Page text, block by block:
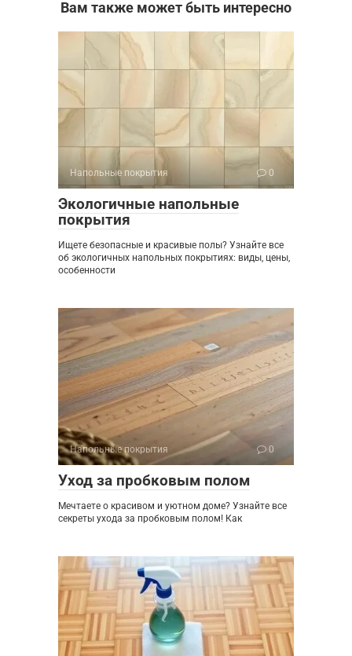
Вам также может быть интересно
Напольные покрытия 0
Экологичные напольные
покрытия
Ищете безопасные и красивые полы? Узнайте все
об экологичных напольных покрытиях: виды, цены,
особенности
Напольные покрытия 0
Уход за пробковым полом
Мечтаете о красивом и уютном доме? Узнайте все
секреты ухода за пробковым полом! Как